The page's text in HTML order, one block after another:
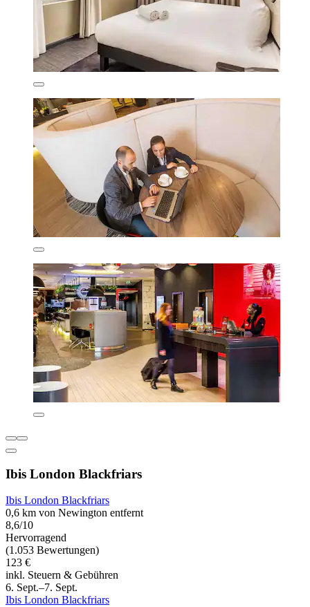
Ibis London Blackfriars
Ibis London Blackfriars
0,6 km von Newington entfernt
8,6/10
Hervorragend
(1.053 Bewertungen)
123 €
inkl. Steuern & Gebühren
6. Sept.–7. Sept.
Ibis London Blackfriars